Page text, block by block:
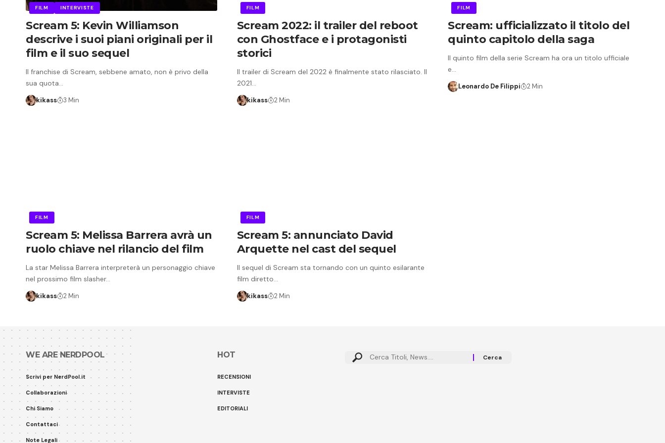
FILM INTERVISTE
Scream 5: Kevin Williamson
descrive i suoi piani originali per il
film e il suo sequel
Il franchise di Scream, sebbene amato, non è privo della
sua quota…
kikass 3 Min
FILM
Scream 2022: il trailer del reboot
con Ghostface e i protagonisti
storici
Il trailer di Scream del 2022 è finalmente stato rilasciato. Il
2021…
kikass 2 Min
FILM
Scream: ufficializzato il titolo del
quinto capitolo della saga
Il quinto film della serie Scream ha ora un titolo ufficiale
e…
Leonardo De Filippi 2 Min
FILM
Scream 5: Melissa Barrera avrà un
ruolo chiave nel rilancio del film
La star Melissa Barrera interpreterà un personaggio chiave
nel prossimo film slasher…
kikass 2 Min
FILM
Scream 5: annunciato David
Arquette nel cast del sequel
Il sequel di Scream sta tornando con un quinto esilarante
film diretto…
kikass 2 Min
WE ARE NERDPOOL
Scrivi per NerdPool.it
Collaborazioni
Chi Siamo
Contattaci
Note Legali
HOT
RECENSIONI
INTERVISTE
EDITORIALI
Cerca: